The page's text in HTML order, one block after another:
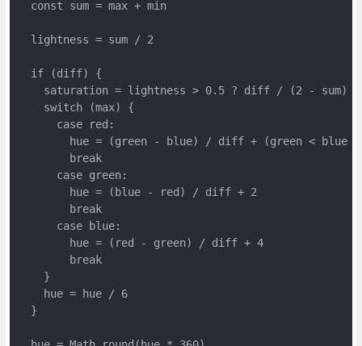
  const sum = max + min
  lightness = sum / 2
  if (diff) {
saturation = lightness > 0.5 ? diff / (2 - sum)
    switch (max) {
      case red:
hue = (green - blue) / diff + (green < blue
        break
      case green:
        hue = (blue - red) / diff + 2
        break
      case blue:
        hue = (red - green) / diff + 4
        break
    }
    hue = hue / 6
  }